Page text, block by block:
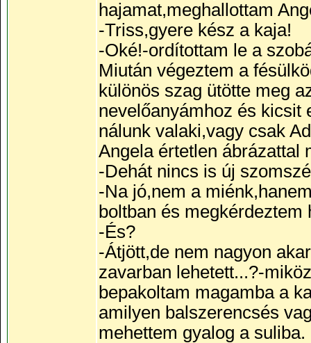
hajamat,meghallottam
-Triss,gyere kész a kaja!
-Oké!-ordítottam le a
Miután végeztem a
különös szag ütötte meg
nevelőanyámhoz és kicsit
nálunk valaki,vagy csak
Angela értetlen ábrázattal
-Dehát nincs is új
-Na jó,nem a
boltban és megkérdeztem
-És?
-Átjött,de nem nagyon
zavarban lehetett...?-
bepakoltam magamba a
amilyen balszerencsés
mehettem gyalog a suliba.